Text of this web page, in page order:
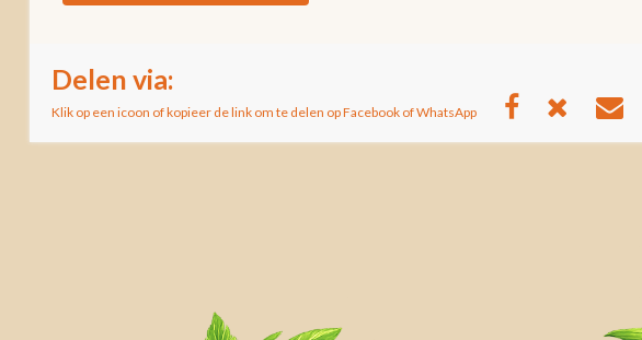
Delen via:
Klik op een icoon of kopieer de link om te delen op Facebook of WhatsApp